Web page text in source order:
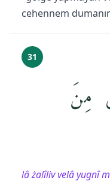
cehennem
31
مِنَ
lâ żalîliv velâ yugnî